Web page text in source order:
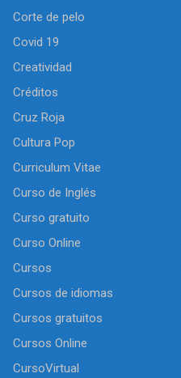
Corte de pelo
Covid 19
Creatividad
Créditos
Cruz Roja
Cultura Pop
Curriculum Vitae
Curso de Inglés
Curso gratuito
Curso Online
Cursos
Cursos de idiomas
Cursos gratuitos
Cursos Online
CursoVirtual